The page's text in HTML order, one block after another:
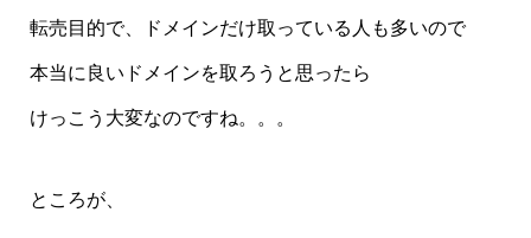
転売目的で、ドメインだけ取っている人も多いので
本当に良いドメインを取ろうと思ったら
けっこう大変なのですね。。。
ところが、